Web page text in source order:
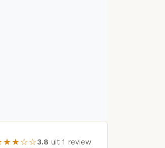
3.8 uit 1 review